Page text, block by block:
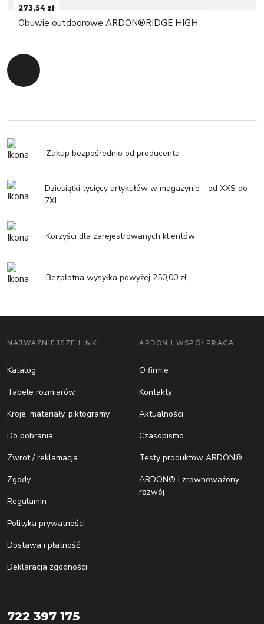
273,54 zł
Obuwie outdoorowe ARDON®RIDGE HIGH
Powrót do początku
Zakup bezpośrednio od producenta
Dziesiątki tysięcy artykułów w magazynie - od XXS do
7XL
Korzyści dla zarejestrowanych klientów
Bezpłatna wysyłka powyżej 250,00 zł
NAJWAŻNIEJSZE LINKI
Katalog
Tabele rozmiarów
Kroje, materiały, piktogramy
Do pobrania
Zwrot / reklamacja
Zgody
Regulamin
Polityka prywatności
Dostawa i płatność
Deklaracja zgodności
ARDON I WSPÓŁPRACA
O firmie
Kontakty
Aktualności
Czasopismo
Testy produktów ARDON®
ARDON® i zrównoważony
rozwój
722 397 175